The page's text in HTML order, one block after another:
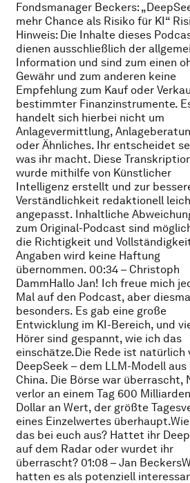
Fondsmanager Beckers:
mehr Chance als Risiko für KI“
Hinweis: Die Inhalte dieses
dienen ausschließlich der
Information und sind zum einen
Gewähr und zum anderen keine
Empfehlung zum Kauf oder
bestimmter Finanzinstrumente.
handelt sich hierbei nicht um
Anlagevermittlung,
oder Ähnliches. Ihr entscheidet
was ihr macht. Diese
wurde mithilfe von Künstlicher
Intelligenz erstellt und zur
Verständlichkeit redaktionell
angepasst. Inhaltliche
zum Original-Podcast sind
die Richtigkeit und
Angaben wird keine Haftung
übernommen. 00:34 – Christoph
DammHallo Jan! Ich freue mich
Mal auf den Podcast, aber
besonders. Es gab eine große
Entwicklung im KI-Bereich, und
Hörer sind gespannt, wie ich das
einschätze.Die Rede ist natürlich
DeepSeek – dem LLM-Modell aus
China. Die Börse war überrascht,
verlor an einem Tag 600 Milliarden
Dollar an Wert, der größte
eines Einzelwertes
das bei euch aus? Hattet ihr
auf dem Radar oder wurdet ihr
überrascht? 01:08 – Jan
hatten es als potenziell